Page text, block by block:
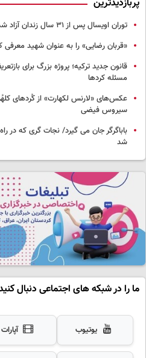
پربازدیدترین
توران اویسال پس از ۳۱ سال زندان آزاد شد
«قربان رضایی» را به عنوان شهید معرفی
قانون جدید ترکیه؛ پروژه بزرگ‌ برای
مسئله کردها
عکس‌های «لارنس لکهارت» از کُردهای
سیروس فیضی
باباگرگر جان می گیرد/ نجات گری که در راه
شد
ما را در شبکه های اجتماعی دنبال
یوتیوب آپارات